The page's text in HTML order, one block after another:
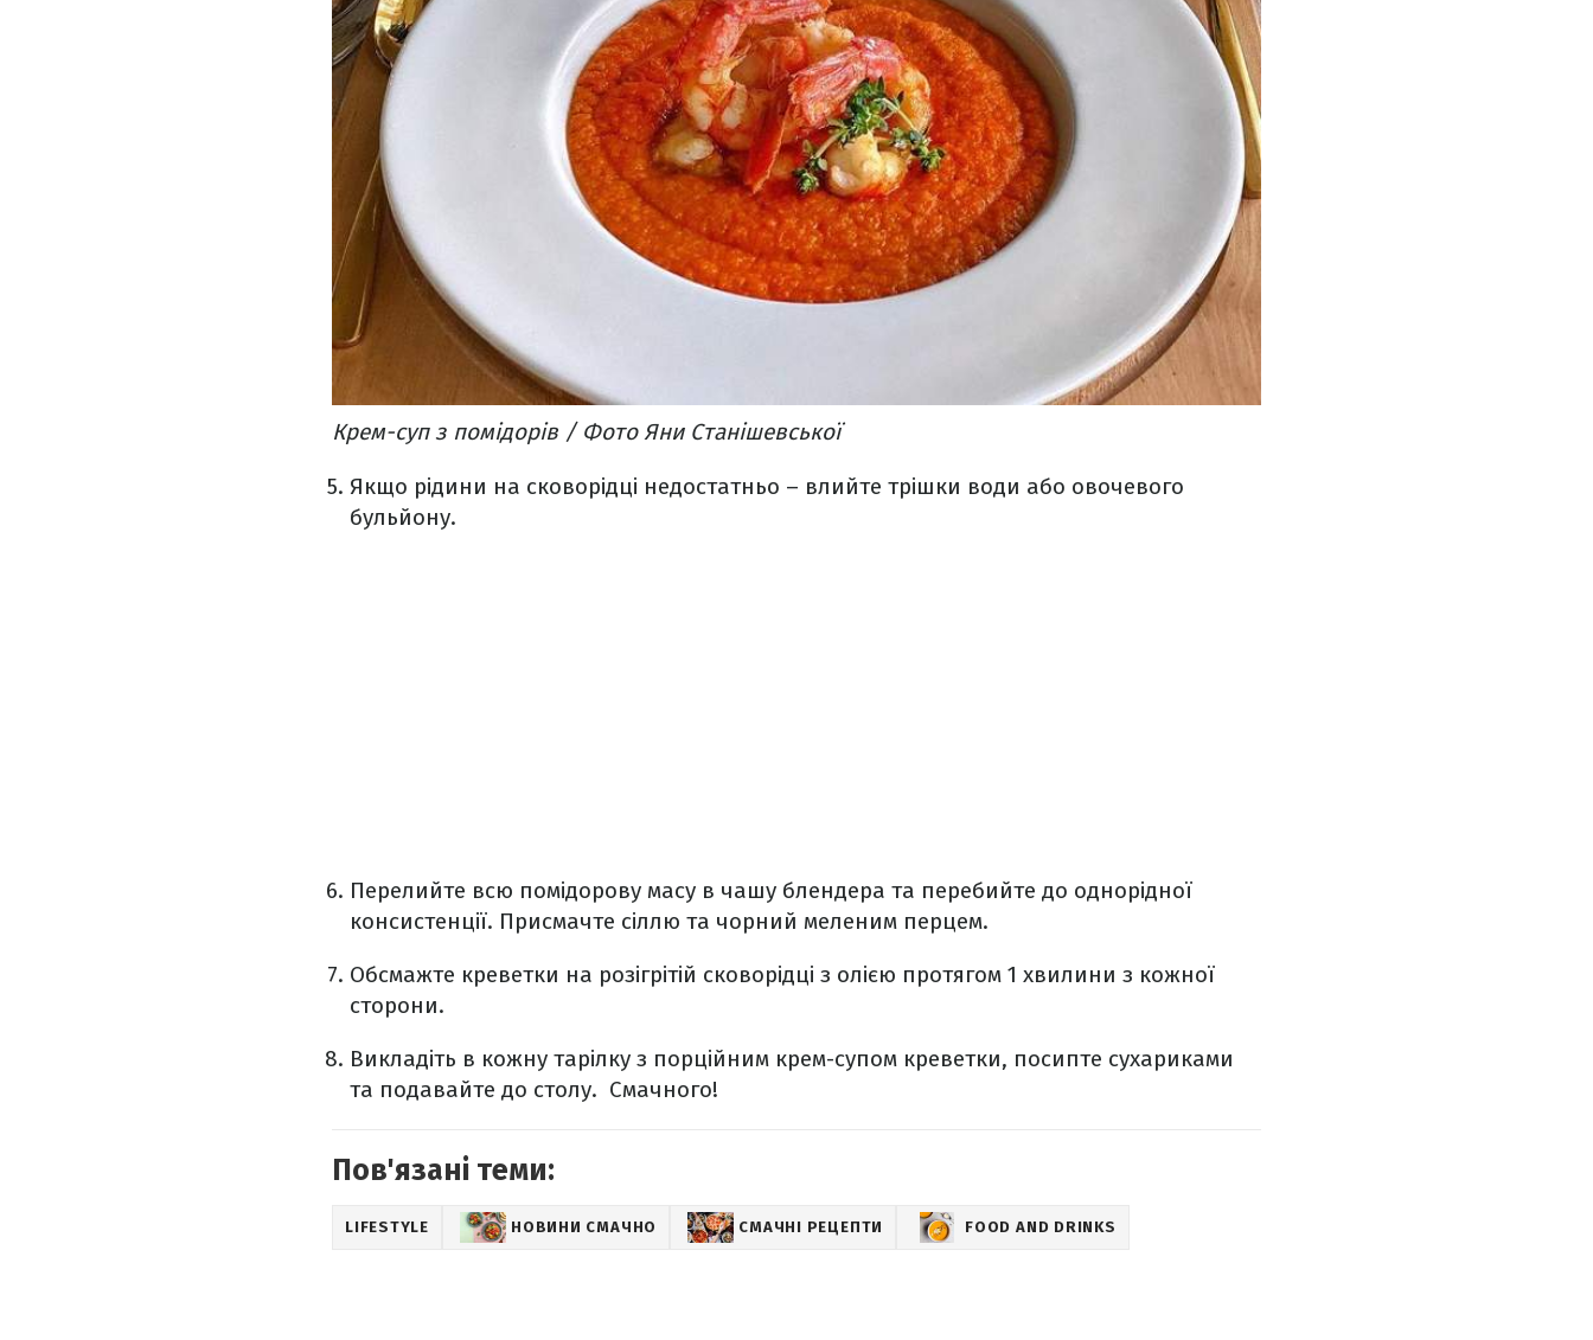
Крем-суп з помідорів / Фото Яни Станішевської
Якщо рідини на сковорідці недостатньо – влийте трішки води або овочевого
бульйону.
Перелийте всю помідорову масу в чашу блендера та перебийте до однорідної
консистенції. Присмачте сіллю та чорний меленим перцем.
Обсмажте креветки на розігрітій сковорідці з олією протягом 1 хвилини з кожної
сторони.
Викладіть в кожну тарілку з порційним крем-супом креветки, посипте сухариками
та подавайте до столу. Смачного!
Пов'язані теми:
LIFESTYLE НОВИНИ СМАЧНО СМАЧНІ РЕЦЕПТИ FOOD AND DRINKS